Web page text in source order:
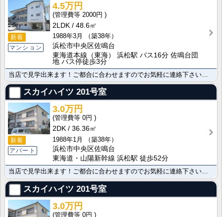
新着
マンション
4.5万円
2000円
2LDK
48.6㎡
1988年3月
（築38年）
浜松市中央区佐鳴台
東海道本線（東海） 浜松駅 バス16分 佐鳴台団
地 バス停徒歩3分
当店で見学出来ます！ご都合に合わせますのでお気軽に連絡下さいご覧の物件の写真や詳細資料をはじめ、その･･･
スカイハイツ 201号室
新着
アパート
3.0万円
0円
2DK
36.36㎡
1988年1月
（築38年）
浜松市中央区佐鳴台
東海道・山陽新幹線 浜松駅 徒歩52分
当店で見学出来ます！ご都合に合わせますのでお気軽に連絡下さいご覧の物件の写真や詳細資料をはじめ、その･･･
スカイハイツ 201号室
3.0万円
0円